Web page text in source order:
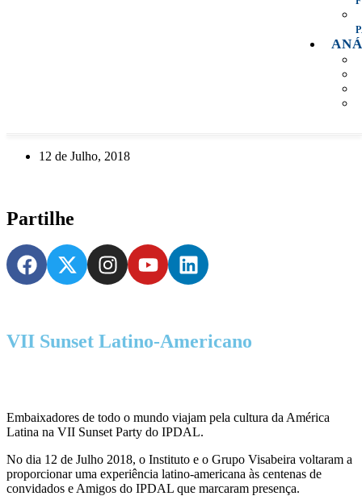
12 de Julho, 2018
Partilhe
VII Sunset Latino-Americano
Embaixadores de todo o mundo viajam pela cultura da América
Latina na VII Sunset Party do IPDAL.
No dia 12 de Julho 2018, o Instituto e o Grupo Visabeira voltaram a
proporcionar uma experiência latino-americana às centenas de
convidados e Amigos do IPDAL que marcaram presença.